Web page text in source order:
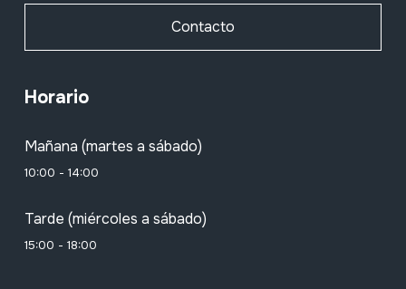
Contacto
Horario
Mañana (martes a sábado)
10:00 - 14:00
Tarde (miércoles a sábado)
15:00 - 18:00